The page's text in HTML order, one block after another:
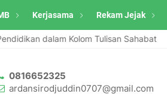
Kerjasama Rekam Jejak
dalam Kolom Tulisan Sahabat
0816652325
ardansirodjuddin0707@gmail.com